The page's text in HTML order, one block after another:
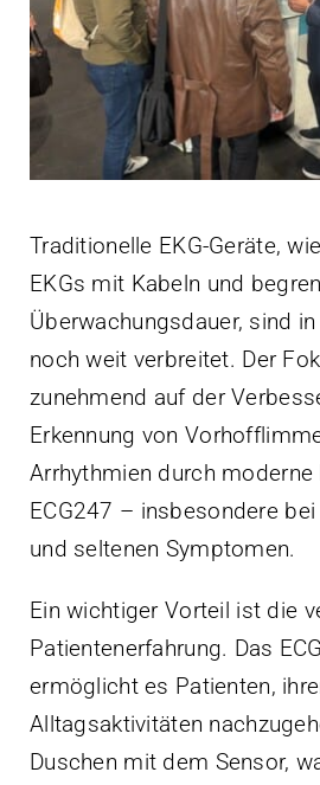
Traditionelle EKG-Geräte,
EKGs mit Kabeln und
Überwachungsdauer, sind
noch weit verbreitet. Der
zunehmend auf der
Erkennung von
Arrhythmien durch
ECG247 – insbesondere
und seltenen Symptomen.
Ein wichtiger Vorteil ist die
Patientenerfahrung. Das
ermöglicht es Patienten,
Alltagsaktivitäten
Duschen mit dem Sensor,